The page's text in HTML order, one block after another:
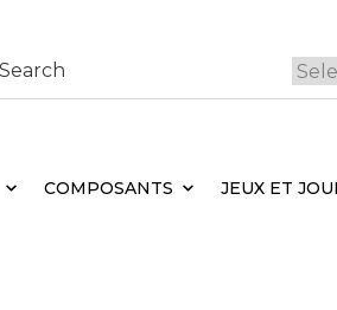
COMPOSANTS JEUX ET